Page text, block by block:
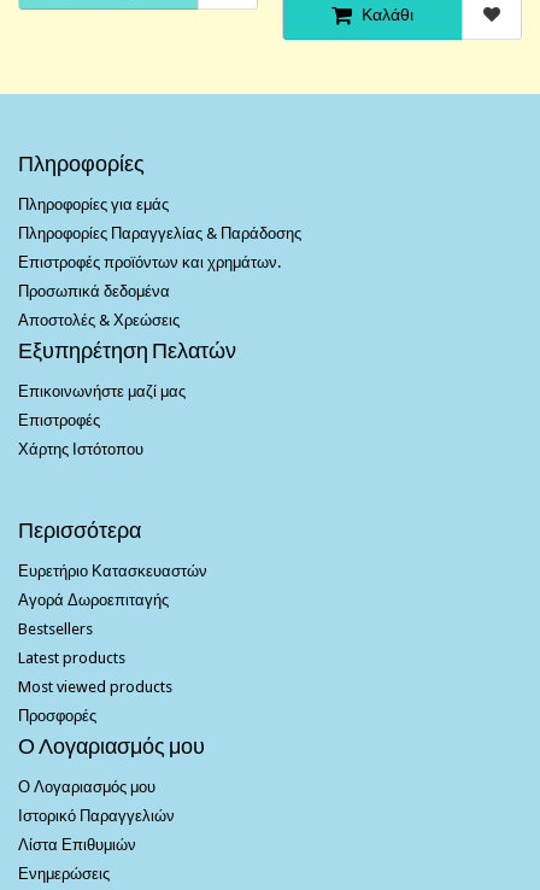
Καλάθι
Πληροφορίες
Πληροφορίες για εμάς
Πληροφορίες Παραγγελίας & Παράδοσης
Επιστροφές προϊόντων και χρημάτων.
Προσωπικά δεδομένα
Αποστολές & Χρεώσεις
Εξυπηρέτηση Πελατών
Επικοινωνήστε μαζί μας
Επιστροφές
Χάρτης Ιστότοπου
Περισσότερα
Ευρετήριο Κατασκευαστών
Αγορά Δωροεπιταγής
Bestsellers
Latest products
Most viewed products
Προσφορές
Ο Λογαριασμός μου
Ο Λογαριασμός μου
Ιστορικό Παραγγελιών
Λίστα Επιθυμιών
Ενημερώσεις